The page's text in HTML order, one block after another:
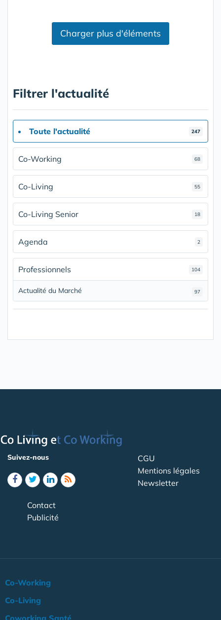
Charger plus d'éléments
Filtrer l'actualité
Toute l'actualité 247
Co-Working 68
Co-Living 55
Co-Living Senior 18
Agenda 2
Professionnels 104
Actualité du Marché 97
Suivez-nous
CGU
Mentions légales
Newsletter
Contact
Publicité
Co-Working
Co-Living
Coworking Santé